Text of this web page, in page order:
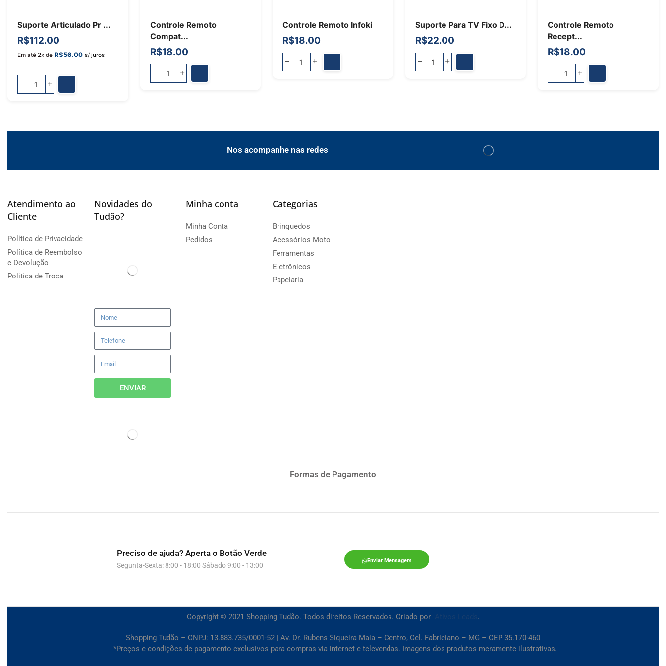
Suporte Articulado Pr ...
R$112.00
Em até 2x de R$56.00 s/ juros
Controle Remoto
Compat...
R$18.00
Controle Remoto Infoki
R$18.00
Suporte Para TV Fixo D...
R$22.00
Controle Remoto
Recept...
R$18.00
Nos acompanhe nas redes
Atendimento ao
Cliente
Política de Privacidade
Política de Reembolso
e Devolução
Politica de Troca
Novidades do
Tudão?
ENVIAR
Minha conta
Minha Conta
Pedidos
Categorias
Brinquedos
Acessórios Moto
Ferramentas
Eletrônicos
Papelaria
Formas de Pagamento
Preciso de ajuda? Aperta o Botão Verde
Segunta-Sexta: 8:00 - 18:00 Sábado 9:00 - 13:00
Enviar Mensagem
Copyright © 2021 Shopping Tudão. Todos direitos Reservados. Criado por .
Shopping Tudão – CNPJ: 13.883.735/0001-52 | Av. Dr. Rubens Siqueira Maia – Centro, Cel. Fabriciano – MG – CEP 35.170-460
*Preços e condições de pagamento exclusivos para compras via internet e televendas. Imagens dos produtos meramente ilustrativas.